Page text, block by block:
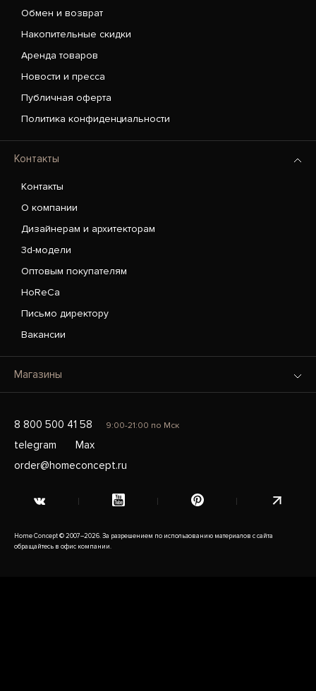
Обмен и возврат
Накопительные скидки
Аренда товаров
Новости и пресса
Публичная оферта
Политика конфиденциальности
Контакты
Контакты
О компании
Дизайнерам и архитекторам
3d-модели
Оптовым покупателям
HoReCa
Письмо директору
Вакансии
Магазины
8 800 500 41 58 9:00-21:00 по Мск
telegram
Max
order@homeconcept.ru
Home Concept © 2007–2026. За разрешением по использованию материалов с сайта
обращайтесь в офис компании.